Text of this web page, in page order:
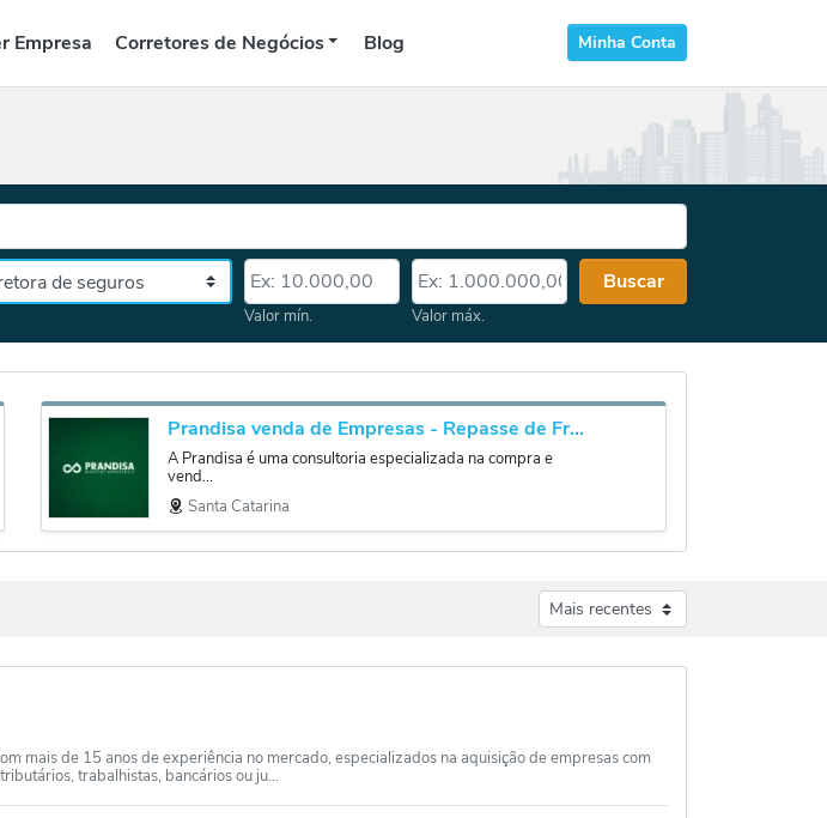
Empresa Corretores de Negócios Blog Minha Conta
Valor mín.
Valor mín.
Valor máx.
Valor máx.
Buscar
Prandisa venda de Empresas - Repasse de Franquias - Valuation
A Prandisa é uma consultoria especializada na compra e
vend...
Santa Catarina
mais de 15 anos de experiência no mercado, especializados na aquisição de empresas com
trabalhistas, bancários ou ju...